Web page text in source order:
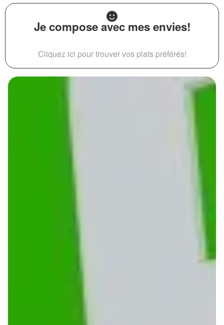
Je compose avec mes envies!
Cliquez ici pour trouver vos plats préférés!